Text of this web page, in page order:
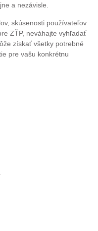
a nezávisle.
skúsenosti používateľov
ZŤP, neváhajte vyhľadať
získať všetky potrebné
pre vašu konkrétnu